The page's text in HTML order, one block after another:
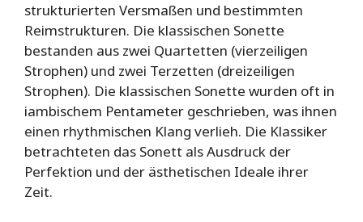
strukturierten Versmaßen und bestimmten
Reimstrukturen. Die klassischen Sonette
bestanden aus zwei Quartetten (vierzeiligen
Strophen) und zwei Terzetten (dreizeiligen
Strophen). Die klassischen Sonette wurden oft in
iambischem Pentameter geschrieben, was ihnen
einen rhythmischen Klang verlieh. Die Klassiker
betrachteten das Sonett als Ausdruck der
Perfektion und der ästhetischen Ideale ihrer
Zeit.